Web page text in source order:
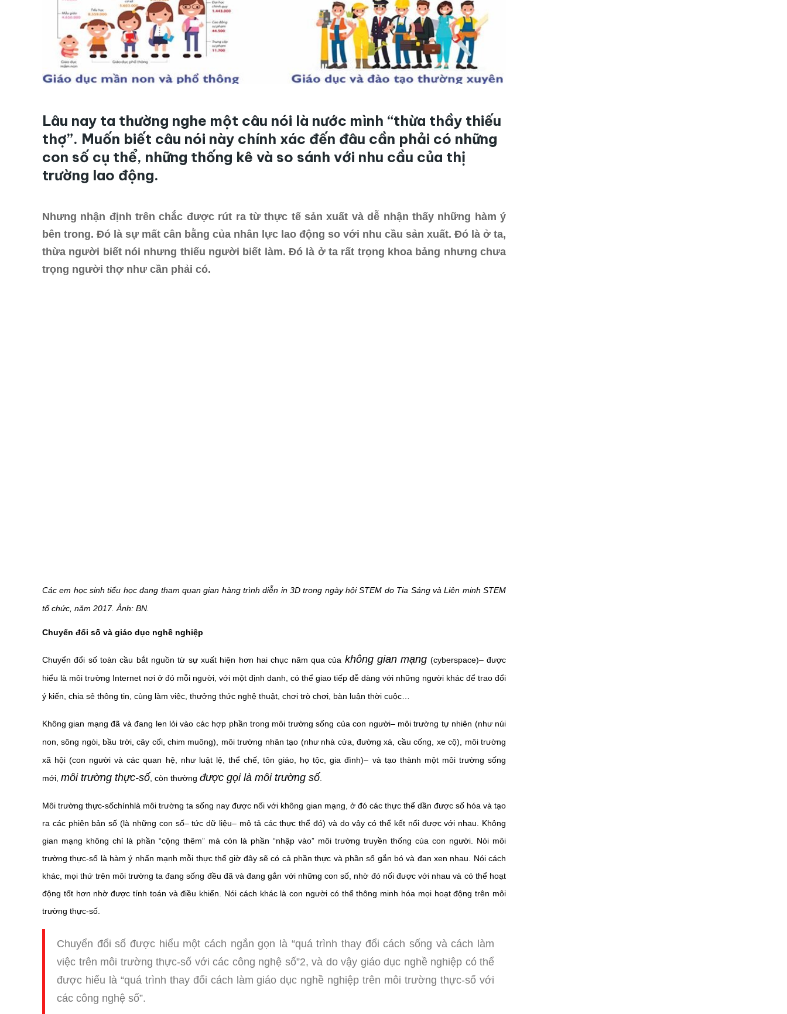
Lâu nay ta thường nghe một câu nói là nước mình “thừa thầy thiếu
thợ”. Muốn biết câu nói này chính xác đến đâu cần phải có những
con số cụ thể, những thống kê và so sánh với nhu cầu của thị
trường lao động.
Nhưng nhận định trên chắc được rút ra từ thực tế sản xuất và dễ nhận thấy những hàm ý
bên trong. Đó là sự mất cân bằng của nhân lực lao động so với nhu cầu sản xuất. Đó là ở ta,
thừa người biết nói nhưng thiếu người biết làm. Đó là ở ta rất trọng khoa bảng nhưng chưa
trọng người thợ như cần phải có.
Các em học sinh tiểu học đang tham quan gian hàng trình diễn in 3D trong ngày hội STEM do Tia Sáng và Liên minh STEM
tổ chức, năm 2017. Ảnh: BN.
Chuyển đổi số và giáo dục nghề nghiệp
Chuyển đổi số toàn cầu bắt nguồn từ sự xuất hiện hơn hai chục năm qua của không gian mạng (cyberspace)– được
hiểu là môi trường Internet nơi ở đó mỗi người, với một định danh, có thể giao tiếp dễ dàng với những người khác để trao đổi
ý kiến, chia sẻ thông tin, cùng làm việc, thưởng thức nghệ thuật, chơi trò chơi, bàn luận thời cuộc…
Không gian mạng đã và đang len lỏi vào các hợp phần trong môi trường sống của con người– môi trường tự nhiên (như núi
non, sông ngòi, bầu trời, cây cối, chim muông), môi trường nhân tạo (như nhà cửa, đường xá, cầu cống, xe cộ), môi trường
xã hội (con người và các quan hệ, như luật lệ, thể chế, tôn giáo, họ tộc, gia đình)– và tạo thành một môi trường sống
mới, môi trường thực-số, còn thường được gọi là môi trường số.
Môi trường thực-sốchínhlà môi trường ta sống nay được nối với không gian mạng, ở đó các thực thể dần được số hóa và tạo
ra các phiên bản số (là những con số– tức dữ liệu– mô tả các thực thể đó) và do vậy có thể kết nối được với nhau. Không
gian mạng không chỉ là phần “cộng thêm” mà còn là phần “nhập vào” môi trường truyền thống của con người. Nói môi
trường thực-số là hàm ý nhấn mạnh mỗi thực thể giờ đây sẽ có cả phần thực và phần số gắn bó và đan xen nhau. Nói cách
khác, mọi thứ trên môi trường ta đang sống đều đã và đang gắn với những con số, nhờ đó nối được với nhau và có thể hoạt
động tốt hơn nhờ được tính toán và điều khiển. Nói cách khác là con người có thể thông minh hóa mọi hoạt động trên môi
trường thực-số.
Chuyển đổi số được hiểu một cách ngắn gọn là “quá trình thay đổi cách sống và cách làm
việc trên môi trường thực-số với các công nghệ số”2, và do vậy giáo dục nghề nghiệp có thể
được hiểu là “quá trình thay đổi cách làm giáo dục nghề nghiệp trên môi trường thực-số với
các công nghệ số”.